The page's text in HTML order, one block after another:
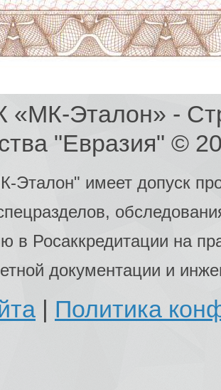
Эталон» -
"Евразия" ©
имеет допуск
в Росаккредитации на
документации и
| Политика